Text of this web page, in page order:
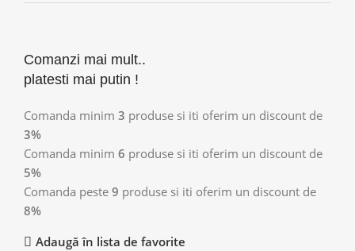
Comanzi mai mult..
platesti mai putin !
Comanda minim 3 produse si iti oferim un discount de
3%
Comanda minim 6 produse si iti oferim un discount de
5%
Comanda peste 9 produse si iti oferim un discount de
8%
Adaugă în lista de favorite